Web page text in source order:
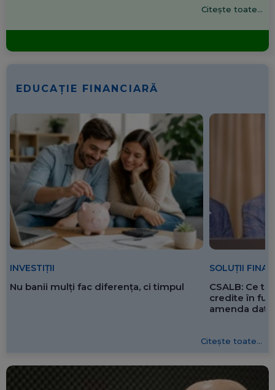
Citește toate...
EDUCAȚIE FINANCIARĂ
INVESTIȚII
Nu banii mulți fac diferența, ci timpul
SOLUȚII
CSALB: Ce
credite în
amenda
Citește toate...